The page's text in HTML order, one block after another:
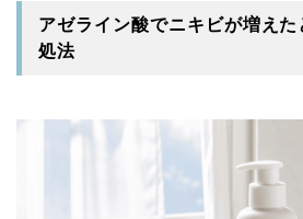
アゼライン酸でニキビが増え
処法